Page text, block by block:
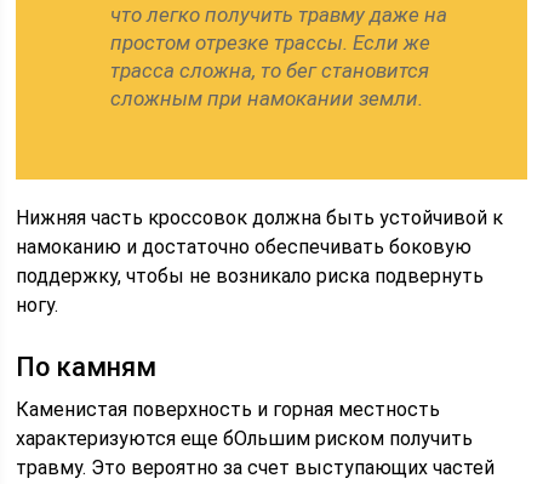
что легко получить травму даже на
простом отрезке трассы. Если же
трасса сложна, то бег становится
сложным при намокании земли.
Нижняя часть кроссовок должна быть устойчивой к
намоканию и достаточно обеспечивать боковую
поддержку, чтобы не возникало риска подвернуть
ногу.
По камням
Каменистая поверхность и горная местность
характеризуются еще бОльшим риском получить
травму. Это вероятно за счет выступающих частей